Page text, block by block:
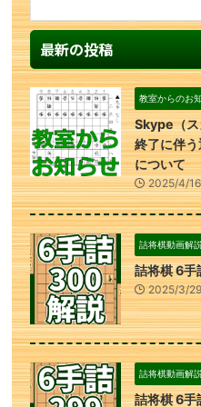
最新の投稿
教室からのお
Skype（ス
終了に伴
について
2025/4/16
詰将棋動画解説
詰将棋 6
2025/3/29
詰将棋動画解説
詰将棋 6